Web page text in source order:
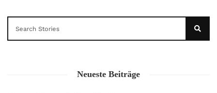
Neueste Beiträge